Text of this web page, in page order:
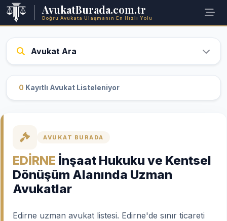
AvukatBurada.com.tr
Doğru Avukata Ulaşmanın En Hızlı Yolu
Avukat Ara
0 Kayıtlı Avukat Listeleniyor
AVUKAT BURADA
EDİRNE İnşaat Hukuku ve Kentsel
Dönüşüm Alanında Uzman
Avukatlar
Edirne uzman avukat listesi. Edirne'de sınır ticareti